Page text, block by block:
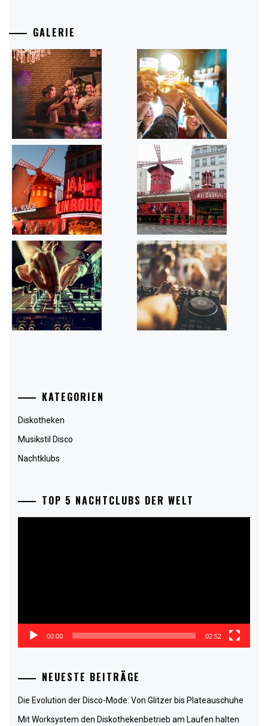
GALERIE
KATEGORIEN
Diskotheken
Musikstil Disco
Nachtklubs
TOP 5 NACHTCLUBS DER WELT
00:00 02:52
NEUESTE BEITRÄGE
Die Evolution der Disco-Mode: Von Glitzer bis Plateauschuhe
Mit Worksystem den Diskothekenbetrieb am Laufen halten